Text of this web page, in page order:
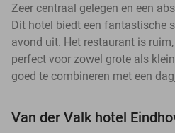
Zeer centraal gelegen en een
Dit hotel biedt een fantastische
avond uit. Het restaurant is
perfect voor zowel grote als
goed te combineren met een
Van der Valk hotel